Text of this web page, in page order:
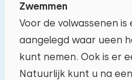
Zwemmen
Voor de volwassenen
aangelegd waar ueen
kunt nemen. Ook is er
Natuurlijk kunt u na